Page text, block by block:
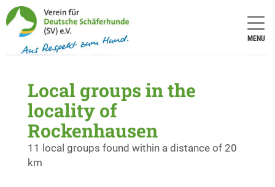
MENU
Local groups in the
locality of
Rockenhausen
11 local groups found within a distance of 20
km